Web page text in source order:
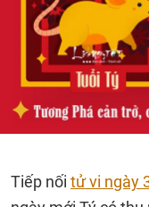
Tiếp nối tử vi ngày